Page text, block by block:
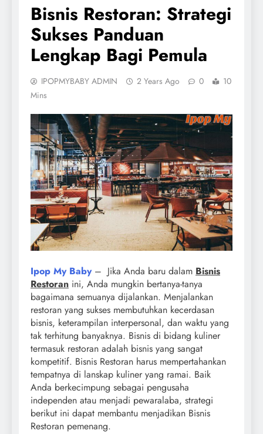
Bisnis Restoran: Strategi
Sukses Panduan
Lengkap Bagi Pemula
IPOPMYBABY ADMIN 2 Years Ago 0
10
Mins
Ipop My Baby– Jika Anda baru dalam Bisnis
Restoran ini, Anda mungkin bertanya-tanya
bagaimana semuanya dijalankan. Menjalankan
restoran yang sukses membutuhkan kecerdasan
bisnis, keterampilan interpersonal, dan waktu yang
tak terhitung banyaknya. Bisnis di bidang kuliner
termasuk restoran adalah bisnis yang sangat
kompetitif. Bisnis Restoran harus mempertahankan
tempatnya di lanskap kuliner yang ramai. Baik
Anda berkecimpung sebagai pengusaha
independen atau menjadi pewaralaba, strategi
berikut ini dapat membantu menjadikan Bisnis
Restoran pemenang.